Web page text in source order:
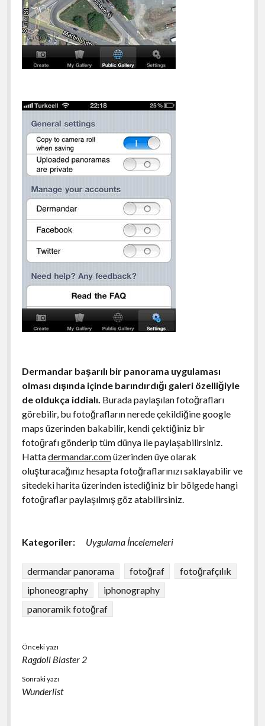
Dermandar başarılı bir panorama uygulaması
olması dışında içinde barındırdığı galeri özelliğiyle
de oldukça iddialı. Burada paylaşılan fotoğrafları
görebilir, bu fotoğrafların nerede çekildiğine google
maps üzerinden bakabilir, kendi çektiğiniz bir
fotoğrafı gönderip tüm dünya ile paylaşabilirsiniz.
Hattadermandar.comüzerinden üye olarak
oluşturacağınız hesapta fotoğraflarınızı saklayabilir ve
sitedeki harita üzerinden istediğiniz bir bölgede hangi
fotoğraflar paylaşılmış göz atabilirsiniz.
Kategoriler: Uygulama İncelemeleri
dermandar panorama fotoğraf
fotoğrafçılık
iphoneography
iphonography
panoramik fotoğraf
Önceki yazı
Ragdoll Blaster 2
Sonraki yazı
Wunderlist